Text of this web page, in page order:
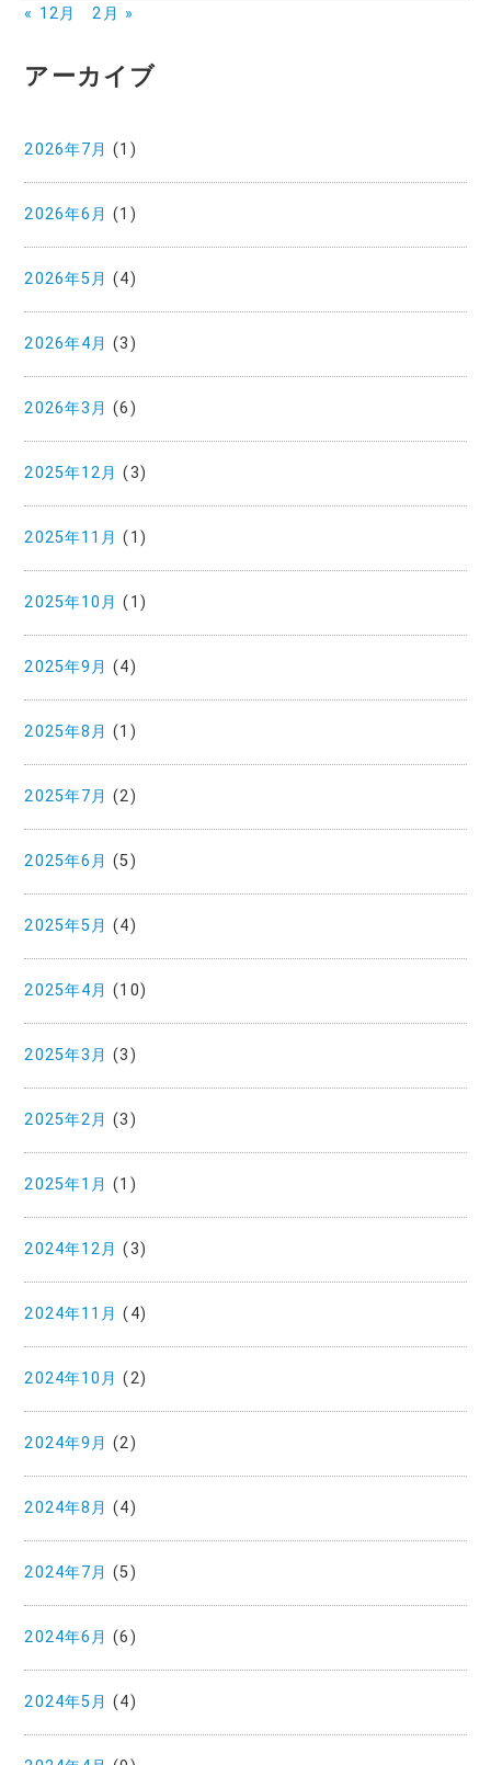
« 12月 2月 »
アーカイブ
2026年7月 (1)
2026年6月 (1)
2026年5月 (4)
2026年4月 (3)
2026年3月 (6)
2025年12月 (3)
2025年11月 (1)
2025年10月 (1)
2025年9月 (4)
2025年8月 (1)
2025年7月 (2)
2025年6月 (5)
2025年5月 (4)
2025年4月 (10)
2025年3月 (3)
2025年2月 (3)
2025年1月 (1)
2024年12月 (3)
2024年11月 (4)
2024年10月 (2)
2024年9月 (2)
2024年8月 (4)
2024年7月 (5)
2024年6月 (6)
2024年5月 (4)